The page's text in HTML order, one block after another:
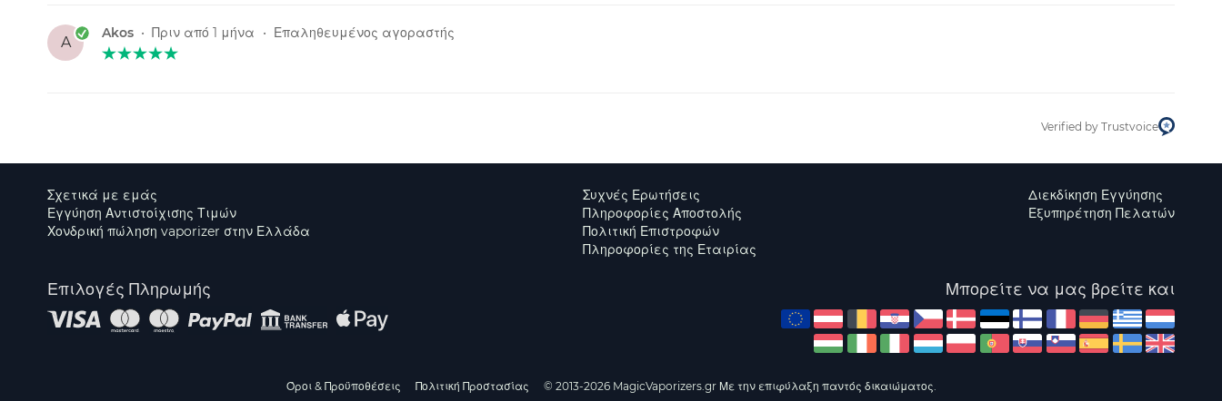
A
Akos • Πριν από 1 μήνα • Επαληθευμένος αγοραστής
Verified by Trustvoice
Σχετικά με εμάς
Εγγύηση Αντιστοίχισης Τιμών
Χονδρική πώληση vaporizer στην Ελλάδα
Συχνές Ερωτήσεις
Πληροφορίες Αποστολής
Πολιτική Επιστροφών
Πληροφορίες της Εταιρίας
Διεκδίκηση Εγγύησης
Εξυπηρέτηση Πελατών
Επιλογές Πληρωμής Μπορείτε να μας βρείτε και
Όροι & Προϋποθέσεις Πολιτική Προστασίας © 2013-2026 MagicVaporizers.gr Με την επιφύλαξη παντός δικαιώματος.